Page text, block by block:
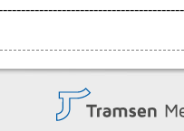
----------------------------------------